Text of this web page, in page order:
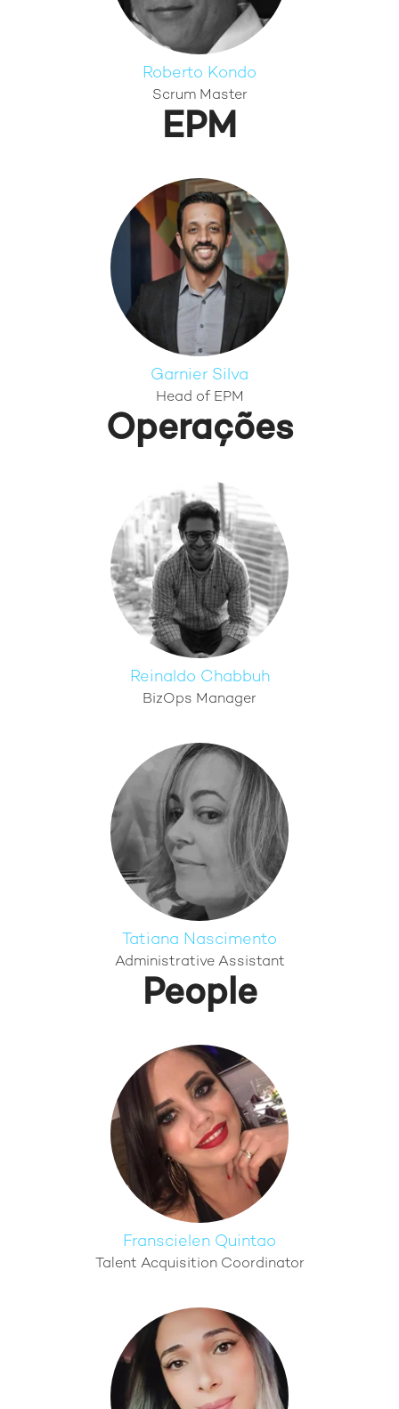
Roberto Kondo
Scrum Master
EPM
Garnier Silva
Head of EPM
Operações
Reinaldo Chabbuh
BizOps Manager
Tatiana Nascimento
Administrative Assistant
People
Franscielen Quintao
Talent Acquisition Coordinator